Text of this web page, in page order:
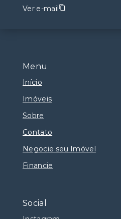
Menu
Início
Imóveis
Sobre
Contato
Negocie seu Imóvel
Financie
Social
Ver e-mail